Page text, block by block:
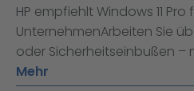
HP empfiehlt Windows 11 Pro
UnternehmenArbeiten Sie
oder Sicherheitseinbußen –
Mehr